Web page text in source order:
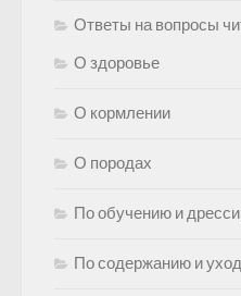
Ответы на вопросы
О здоровье
О кормлении
О породах
По обучению и
По содержанию и